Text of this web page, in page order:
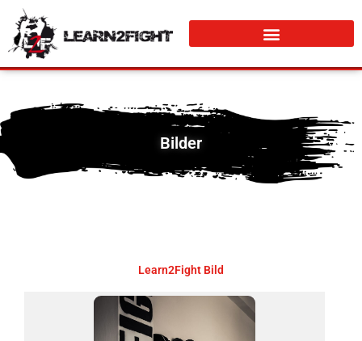
Bilder
Learn2Fight Bild